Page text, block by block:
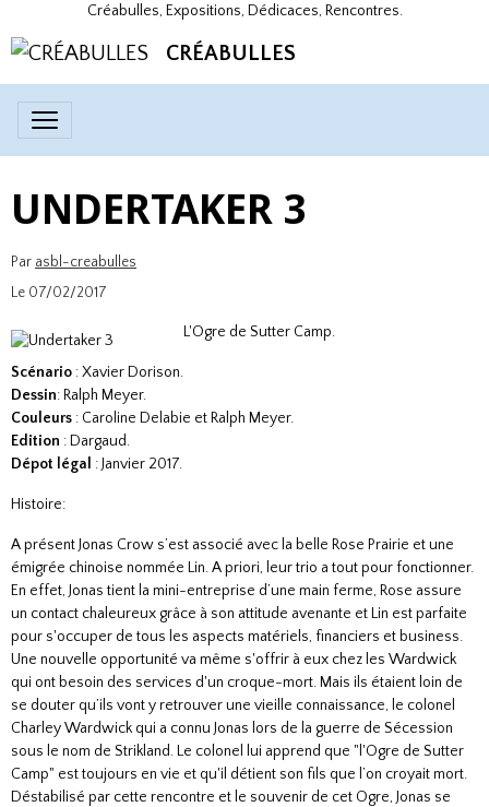
Créabulles, Expositions, Dédicaces, Rencontres.
CRÉABULLES
UNDERTAKER 3
Par asbl-creabulles
Le 07/02/2017
L'Ogre de Sutter Camp.
Scénario : Xavier Dorison.
Dessin: Ralph Meyer.
Couleurs : Caroline Delabie et Ralph Meyer.
Edition : Dargaud.
Dépot légal : Janvier 2017.
Histoire:
A présent Jonas Crow s’est associé avec la belle Rose Prairie et une
émigrée chinoise nommée Lin. A priori, leur trio a tout pour fonctionner.
En effet, Jonas tient la mini-entreprise d’une main ferme, Rose assure
un contact chaleureux grâce à son attitude avenante et Lin est parfaite
pour s'occuper de tous les aspects matériels, financiers et business.
Une nouvelle opportunité va même s'offrir à eux chez les Wardwick
qui ont besoin des services d'un croque-mort. Mais ils étaient loin de
se douter qu’ils vont y retrouver une vieille connaissance, le colonel
Charley Wardwick qui a connu Jonas lors de la guerre de Sécession
sous le nom de Strikland. Le colonel lui apprend que "l'Ogre de Sutter
Camp" est toujours en vie et qu'il détient son fils que l’on croyait mort.
Déstabilisé par cette rencontre et le souvenir de cet Ogre, Jonas se